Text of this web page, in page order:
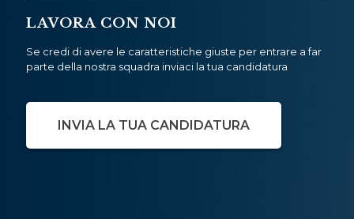
LAVORA CON NOI
Se credi di avere le caratteristiche giuste per entrare a far
parte della nostra squadra inviaci la tua candidatura
INVIA LA TUA CANDIDATURA